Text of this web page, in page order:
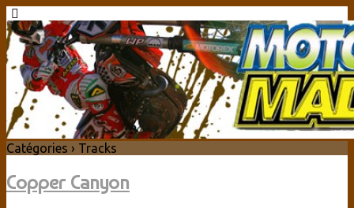
Catégories › Tracks
Copper Canyon